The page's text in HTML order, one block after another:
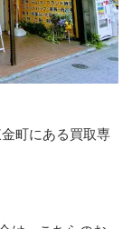
町にある買取専